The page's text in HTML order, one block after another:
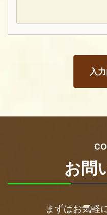
お問
まずはお気軽